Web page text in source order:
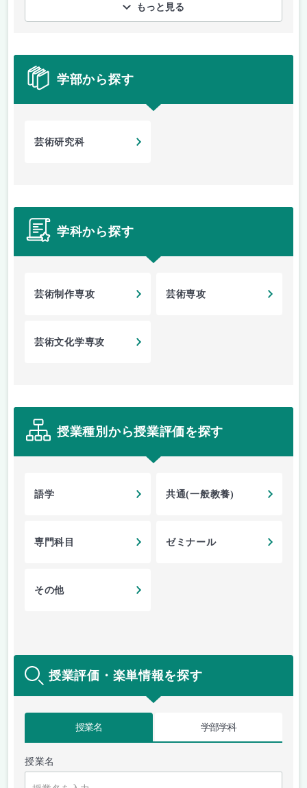
もっと見る
学部から探す
芸術研究科
学科から探す
芸術制作専攻 芸術専攻
芸術文化学専攻
授業種別から授業評価を探す
語学 共通(一般教養)
専門科目 ゼミナール
その他
授業評価・楽単情報を探す
授業名 学部学科
授業名